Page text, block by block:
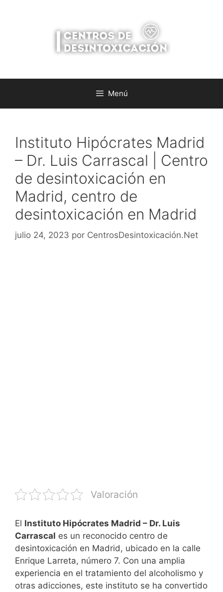
Menú
Instituto Hipócrates Madrid
– Dr. Luis Carrascal | Centro
de desintoxicación en
Madrid, centro de
desintoxicación en Madrid
julio 24, 2023 por CentrosDesintoxicación.Net
Valoración
El Instituto Hipócrates Madrid – Dr. Luis
Carrascal es un reconocido centro de
desintoxicación en Madrid, ubicado en la calle
Enrique Larreta, número 7. Con una amplia
experiencia en el tratamiento del alcoholismo y
otras adicciones, este instituto se ha convertido